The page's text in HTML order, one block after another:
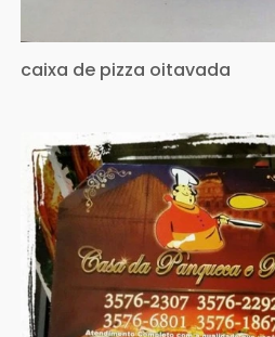
caixa de pizza oitavada